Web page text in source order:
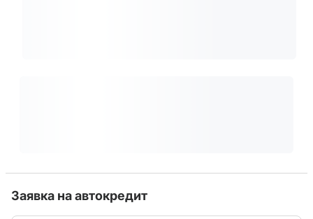
Заявка на автокредит